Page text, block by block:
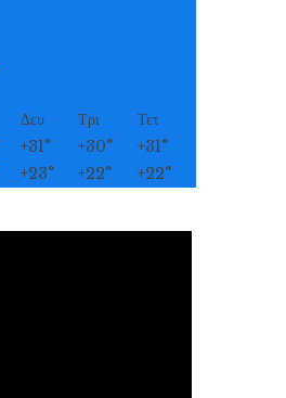
Δευ Τρι
Τετ
+31° +30° +31°
+23° +22° +22°